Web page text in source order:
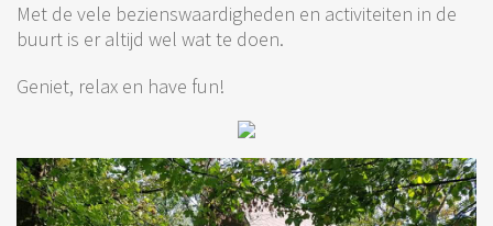
Met de vele bezienswaardigheden en activiteiten in de
buurt is er altijd wel wat te doen.
Geniet, relax en have fun!